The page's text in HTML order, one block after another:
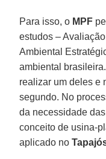
Para isso, o MPF
estudos –
Ambiental
ambiental
realizar um deles e
segundo. No
da necessidade
conceito de usina-
aplicado no